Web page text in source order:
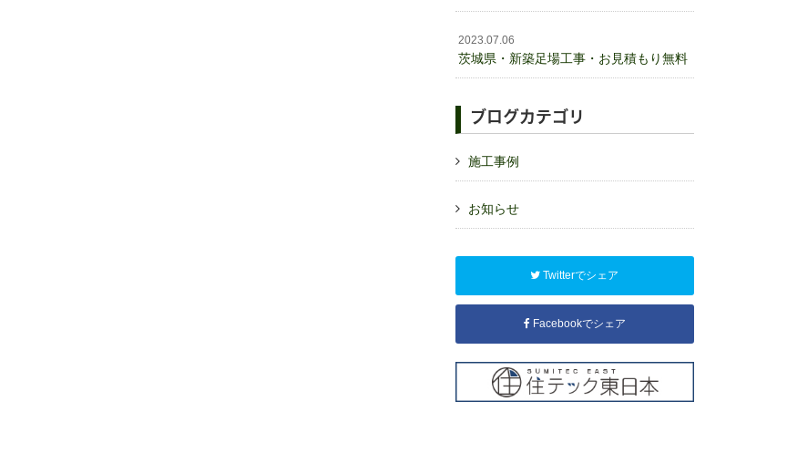
2023.07.06
茨城県・新築足場工事・お見積もり無料
ブログカテゴリ
施工事例
お知らせ
Twitterでシェア
Facebookでシェア